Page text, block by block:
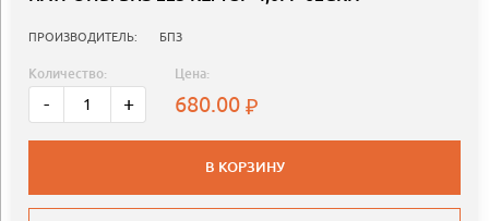
ПРОИЗВОДИТЕЛЬ: БПЗ
Количество:
- +
Цена:
680.00
В КОРЗИНУ